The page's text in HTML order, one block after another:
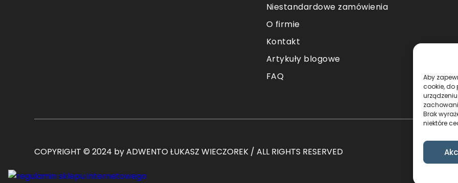
Aby
cookie,
Brak
niektóre
Niestandardowe zamówienia
O firmie
Kontakt
Artykuły blogowe
FAQ
COPYRIGHT © 2024 by ADWENTO ŁUKASZ WIECZOREK / ALL RIGHTS RESERVED